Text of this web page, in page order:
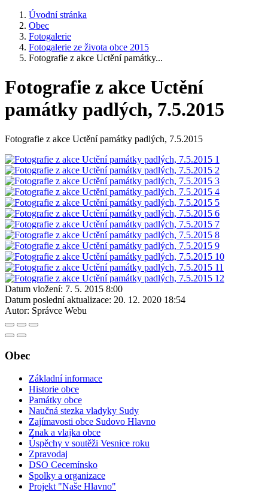
Úvodní stránka
Obec
Fotogalerie
Fotogalerie ze života obce 2015
Fotografie z akce Uctění památky...
Fotografie z akce Uctění
památky padlých, 7.5.2015
Fotografie z akce Uctění památky padlých, 7.5.2015
Datum vložení: 7. 5. 2015 8:00
Datum poslední aktualizace: 20. 12. 2020 18:54
Autor: Správce Webu
Obec
Základní informace
Historie obce
Památky obce
Naučná stezka vladyky Sudy
Zajímavosti obce Sudovo Hlavno
Znak a vlajka obce
Úspěchy v soutěži Vesnice roku
Zpravodaj
DSO Cecemínsko
Spolky a organizace
Projekt "Naše Hlavno"